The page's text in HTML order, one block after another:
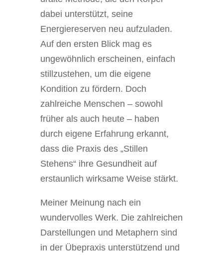
dabei unterstützt, seine
Energiereserven neu aufzuladen.
Auf den ersten Blick mag es
ungewöhnlich erscheinen, einfach
stillzustehen, um die eigene
Kondition zu fördern. Doch
zahlreiche Menschen – sowohl
früher als auch heute – haben
durch eigene Erfahrung erkannt,
dass die Praxis des „Stillen
Stehens“ ihre Gesundheit auf
erstaunlich wirksame Weise stärkt.
Meiner Meinung nach ein
wundervolles Werk. Die zahlreichen
Darstellungen und Metaphern sind
in der Übepraxis unterstützend und